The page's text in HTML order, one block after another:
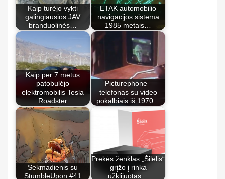
Kaip turėjo vykti
galingiausios JAV
branduolinės…
ETAK automobilio
navigacijos sistema
1985 metais…
Kaip per 7 metus
patobulėjo
elektromobilis Tesla
Roadster
Picturephone–
telefonas su video
pokalbiais iš 1970…
Sekmadienis su
StumbleUpon #41
Prekės ženklas „Šilelis“
grįžo į rinka
užklijuotas…